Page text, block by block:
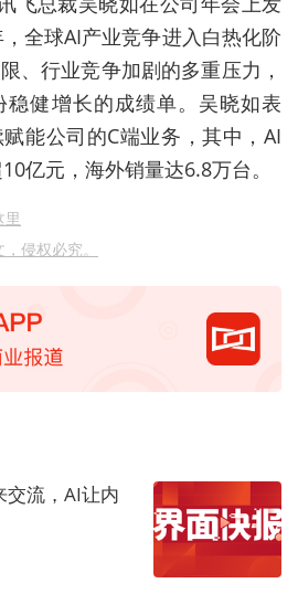
全球AI产业竞争进入白热化阶
、行业竞争加剧的多重压力，
健增长的成绩单。吴晓如表
能公司的C端业务，其中，AI
亿元，海外销量达6.8万台。
里
侵权必究。
交流，AI让内